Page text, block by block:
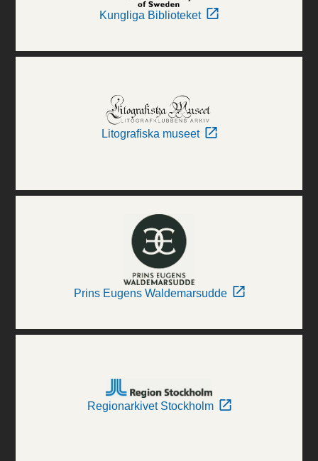
Kungliga Biblioteket
Litografiska museet
Prins Eugens Waldemarsudde
Regionarkivet Stockholm